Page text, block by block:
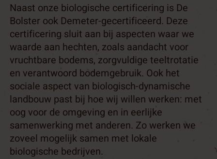
Naast onze biologische certificering is De
Bolster ook Demeter-gecertificeerd. Deze
certificering sluit aan bij aspecten waar we
waarde aan hechten, zoals aandacht voor
vruchtbare bodems, zorgvuldige teeltrotatie
en verantwoord bodemgebruik. Ook het
sociale aspect van biologisch-dynamische
landbouw past bij hoe wij willen werken: met
oog voor de omgeving en in eerlijke
samenwerking met anderen. Zo werken we
zoveel mogelijk samen met lokale
biologische bedrijven.